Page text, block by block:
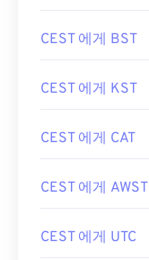
CEST 에게 BST
CEST 에게 KST
CEST 에게 CAT
CEST 에게 AWST
CEST 에게 UTC